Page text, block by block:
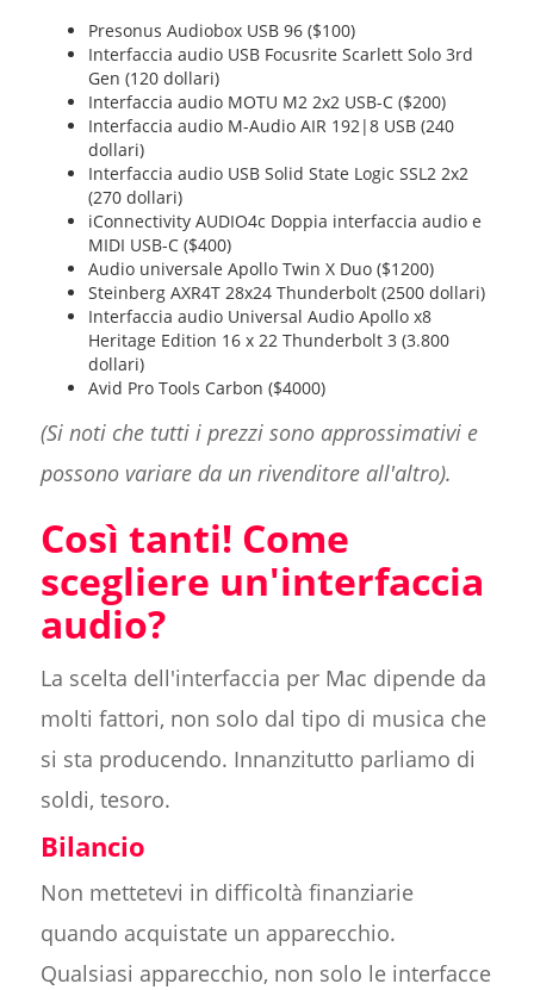
Presonus Audiobox USB 96 ($100)
Interfaccia audio USB Focusrite Scarlett Solo 3rd
Gen (120 dollari)
Interfaccia audio MOTU M2 2x2 USB-C ($200)
Interfaccia audio M-Audio AIR 192|8 USB (240
dollari)
Interfaccia audio USB Solid State Logic SSL2 2x2
(270 dollari)
iConnectivity AUDIO4c Doppia interfaccia audio e
MIDI USB-C ($400)
Audio universale Apollo Twin X Duo ($1200)
Steinberg AXR4T 28x24 Thunderbolt (2500 dollari)
Interfaccia audio Universal Audio Apollo x8
Heritage Edition 16 x 22 Thunderbolt 3 (3.800
dollari)
Avid Pro Tools Carbon ($4000)
(Si noti che tutti i prezzi sono approssimativi e
possono variare da un rivenditore all'altro).
Così tanti! Come
scegliere un'interfaccia
audio?
La scelta dell'interfaccia per Mac dipende da
molti fattori, non solo dal tipo di musica che
si sta producendo. Innanzitutto parliamo di
soldi, tesoro.
Bilancio
Non mettetevi in difficoltà finanziarie
quando acquistate un apparecchio.
Qualsiasi apparecchio, non solo le interfacce